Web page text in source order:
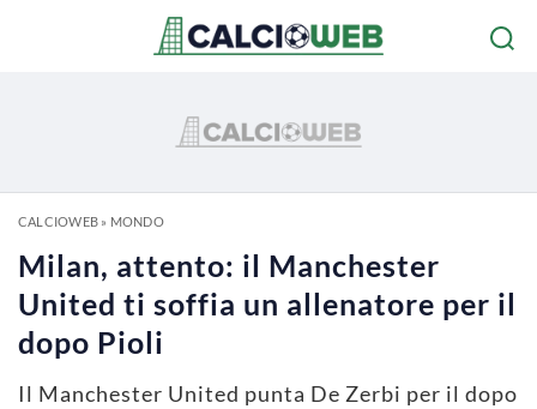
CALCIOWEB» MONDO
Milan, attento: il Manchester
United ti soffia un allenatore per il
dopo Pioli
Il Manchester United punta De Zerbi per il dopo